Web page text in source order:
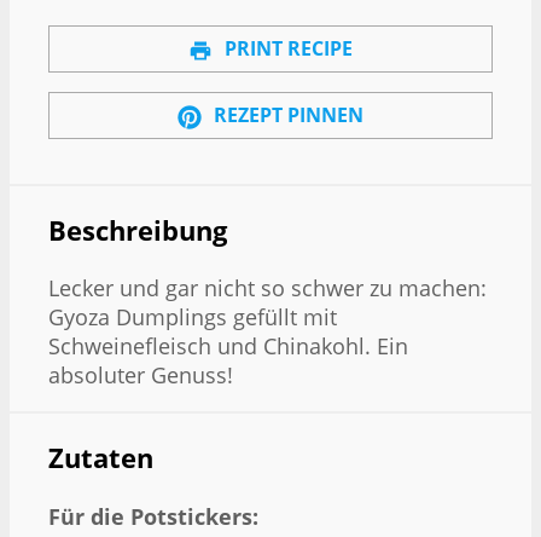
PRINT RECIPE
REZEPT PINNEN
Beschreibung
Lecker und gar nicht so schwer zu machen:
Gyoza Dumplings gefüllt mit
Schweinefleisch und Chinakohl. Ein
absoluter Genuss!
Zutaten
Für die Potstickers: